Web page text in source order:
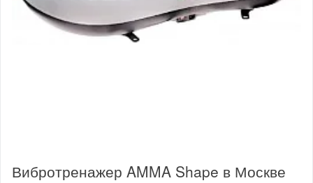
Вибротренажер AMMA Shape в Москве